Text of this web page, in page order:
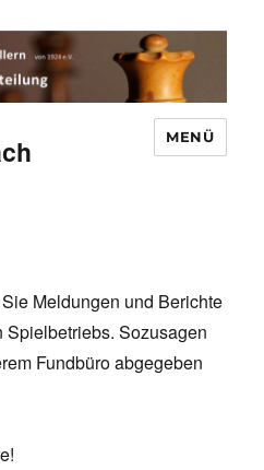
MENÜ
Meldungen und Berichte
Sozusagen
Fundbüro abgegeben